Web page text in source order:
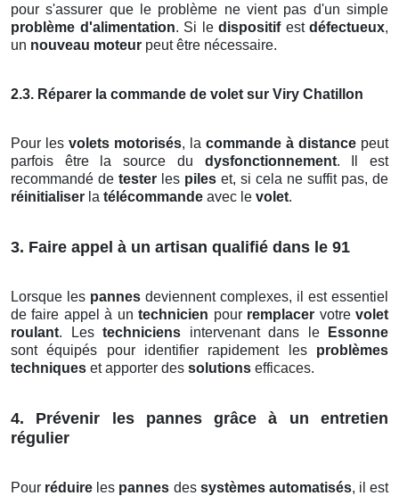
pour s'assurer que le problème ne vient pas d'un simple
problème d'alimentation. Si le dispositifest défectueux,
un nouveau moteur peut être nécessaire.
2.3. Réparer la commande de volet sur Viry Chatillon
Pour les volets motorisés, la commande à distance peut
parfois être la source du dysfonctionnement. Il est
recommandé de tester les piles et, si cela ne suffit pas, de
réinitialiser la télécommande avec le volet.
3. Faire appel à un artisan qualifié dans le 91
Lorsque les pannes deviennent complexes, il est essentiel
de faire appel à untechnicien pour remplacer votrevolet
roulant. Les techniciens intervenant dans le
Essonne
sont équipés pour identifier rapidement les problèmes
techniques et apporter des solutions efficaces.
4. Prévenir les pannes grâce à un entretien
régulier
Pour réduire les pannes des systèmes automatisés, il est